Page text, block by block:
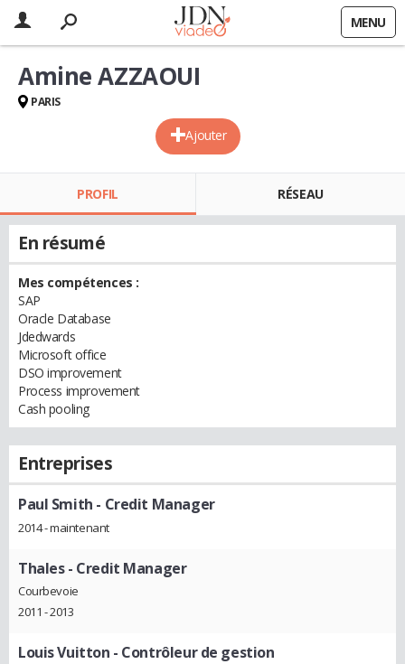
MENU
Ajouter
Amine AZZAOUI
PARIS
PROFIL RÉSEAU
En résumé
Mes compétences :
SAP
Oracle Database
Jdedwards
Microsoft office
DSO improvement
Process improvement
Cash pooling
Entreprises
Paul Smith - Credit Manager
2014 - maintenant
Thales- Credit Manager
Courbevoie
2011 - 2013
Louis Vuitton - Contrôleur de gestion